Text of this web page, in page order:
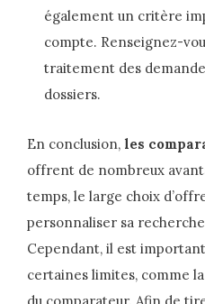
également un critère
compte. Renseignez-
traitement des
dossiers.
En conclusion, les
offrent de nombreux
temps, le large choix
personnaliser sa
Cependant, il est
certaines limites, comme